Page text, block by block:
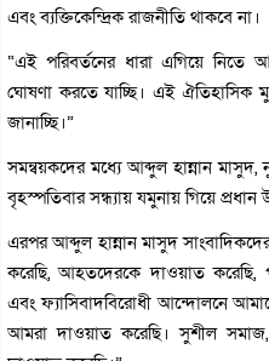
এবং ব্যক্তিকেন্দ্রিক রাজনীতি থাকবে না।
“এই পরিবর্তনের ধারা এগিয়ে
ঘোষণা করতে যাচ্ছি। এই ঐতিহাসিক
জানাচ্ছি।”
সমন্বয়কদের মধ্যে আব্দুল হান্নান
বৃহস্পতিবার সন্ধ্যায় যমুনায় গিয়ে প্রধান
এরপর আব্দুল হান্নান মাসুদ
করেছি, আহতদেরকে দাওয়াত করেছি,
এবং ফ্যাসিবাদবিরোধী আন্দোলনে
আমরা দাওয়াত করেছি। সুশীল